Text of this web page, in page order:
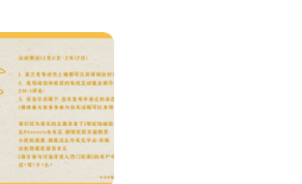
59分
惊喜大福袋；
元的惊喜福卡；
限量周边好礼